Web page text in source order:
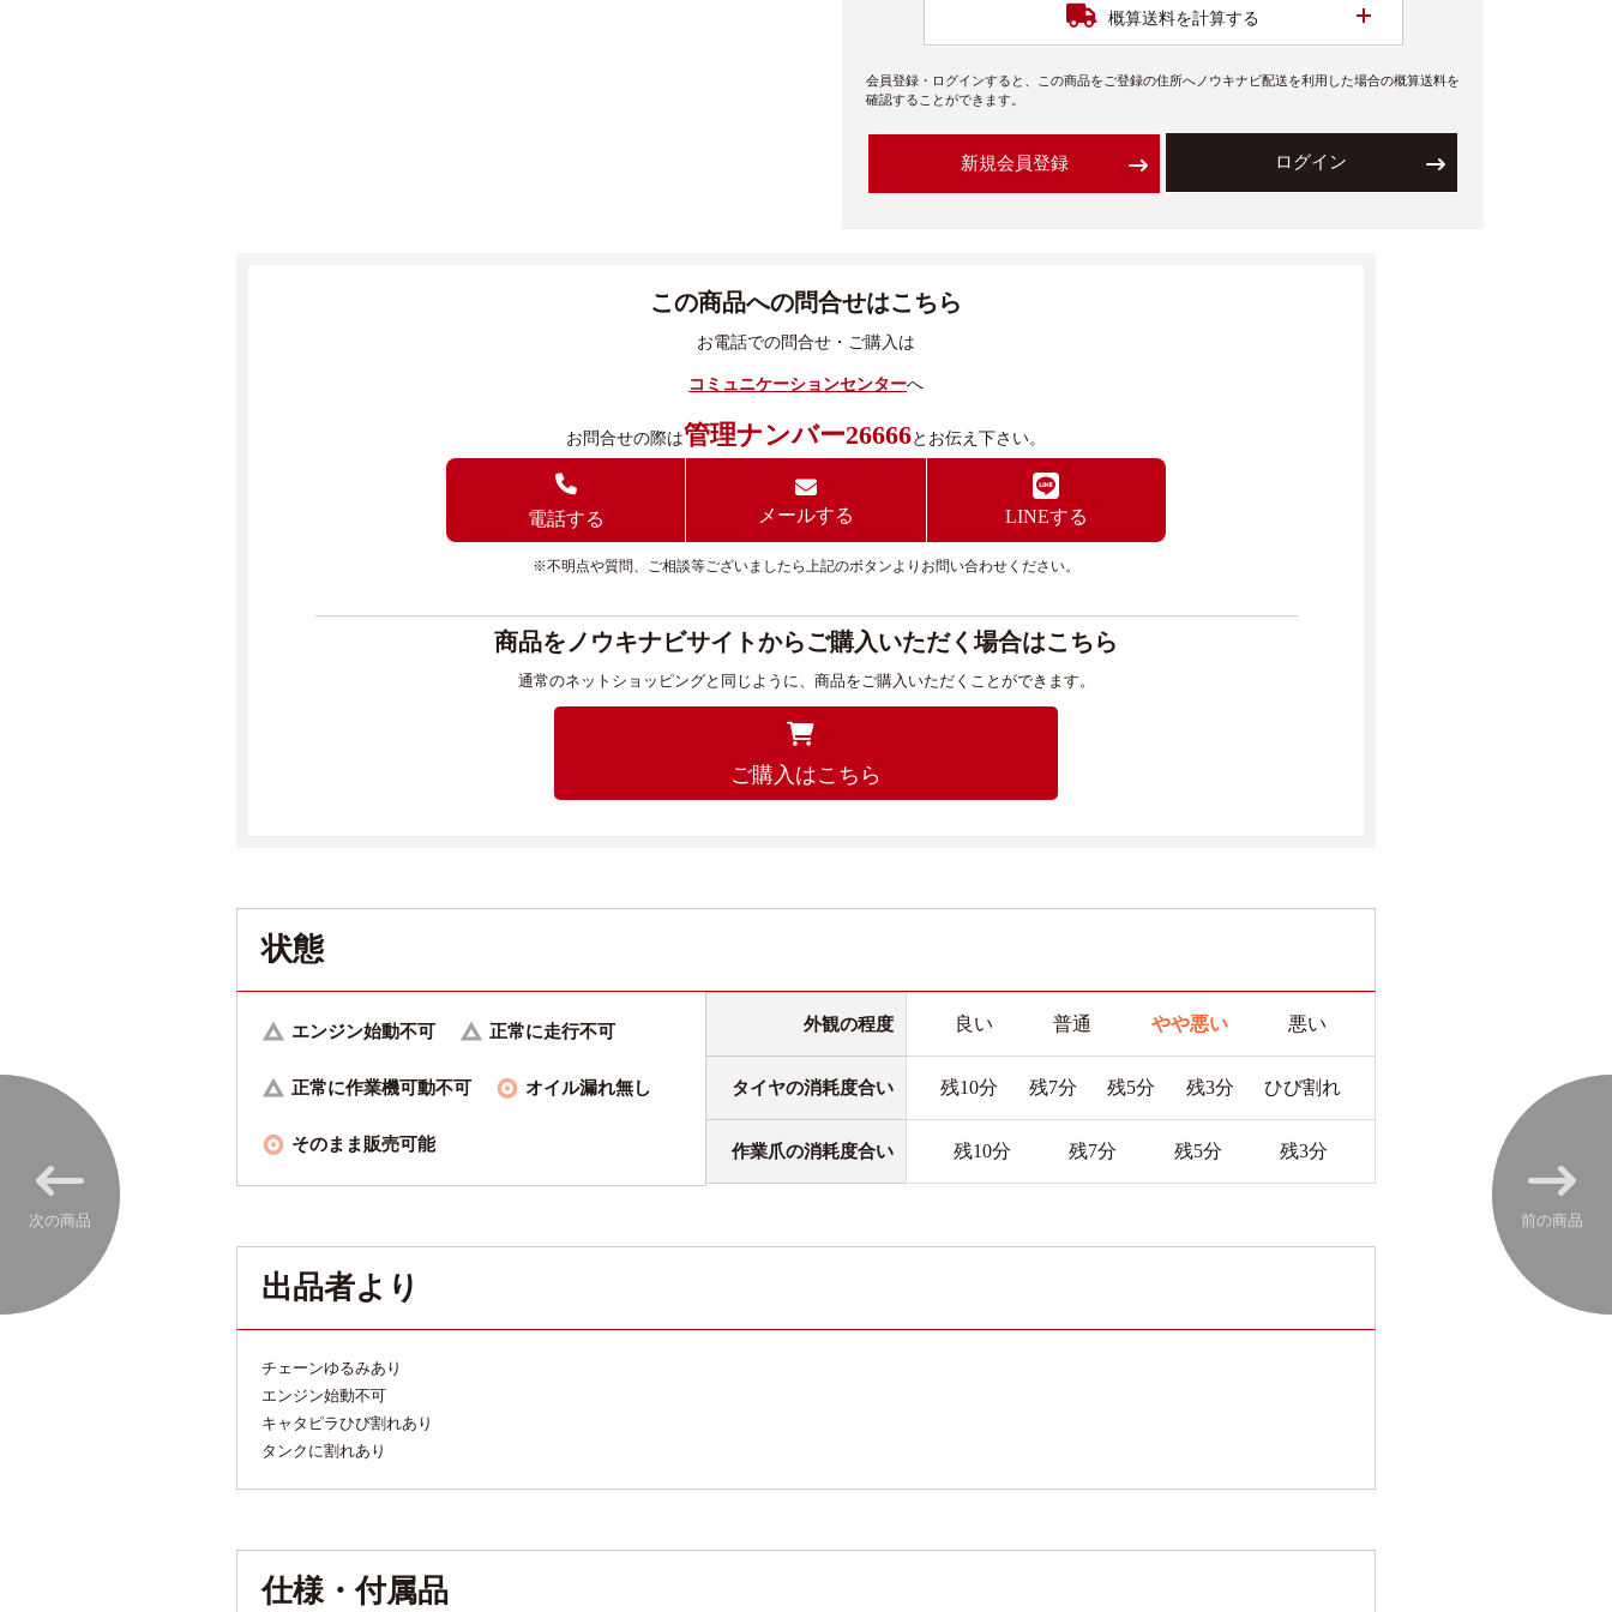
次の商品 前の商品
概算送料を計算する
会員登録・ログインすると、この商品をご登録の住所へノウキナビ配送を利用した場合の概算送料を
確認することができます。
新規会員登録 ログイン
この商品への問合せはこちら
お電話での問合せ・ご購入は
コミュニケーションセンターへ
お問合せの際は管理ナンバー26666とお伝え下さい。
電話する メールする LINEする
※不明点や質問、ご相談等ございましたら上記のボタンよりお問い合わせください。
商品をノウキナビサイトからご購入いただく場合はこちら
通常のネットショッピングと同じように、商品をご購入いただくことができます。
ご購入はこちら
状態
エンジン始動不可 正常に走行不可
正常に作業機可動不可 オイル漏れ無し
そのまま販売可能
外観の程度 良い 普通 やや悪い 悪い
タイヤの消耗度合い 残10分 残7分 残5分 残3分 ひび割れ
作業爪の消耗度合い 残10分 残7分 残5分 残3分
出品者より
チェーンゆるみあり
エンジン始動不可
キャタピラひび割れあり
タンクに割れあり
仕様・付属品